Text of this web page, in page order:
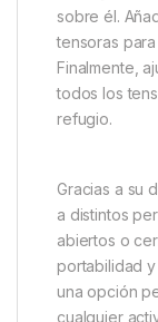
5,6 kg,
x 364
sobre el
unidas las
suelo y
sobre él.
tensoras